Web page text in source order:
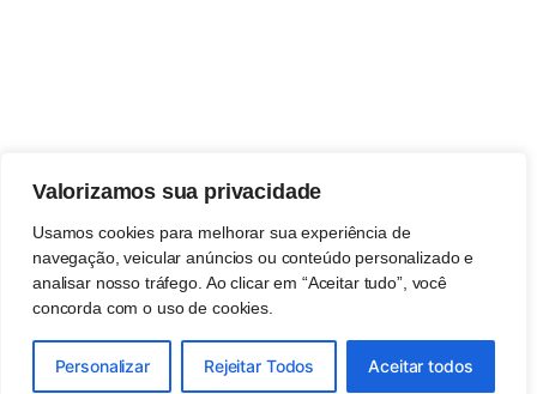
Valorizamos sua privacidade
Usamos cookies para melhorar sua experiência de
navegação, veicular anúncios ou conteúdo personalizado e
analisar nosso tráfego. Ao clicar em “Aceitar tudo”, você
concorda com o uso de cookies.
Personalizar Rejeitar Todos Aceitar todos